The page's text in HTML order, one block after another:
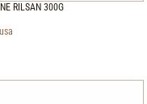
RILSAN 300G